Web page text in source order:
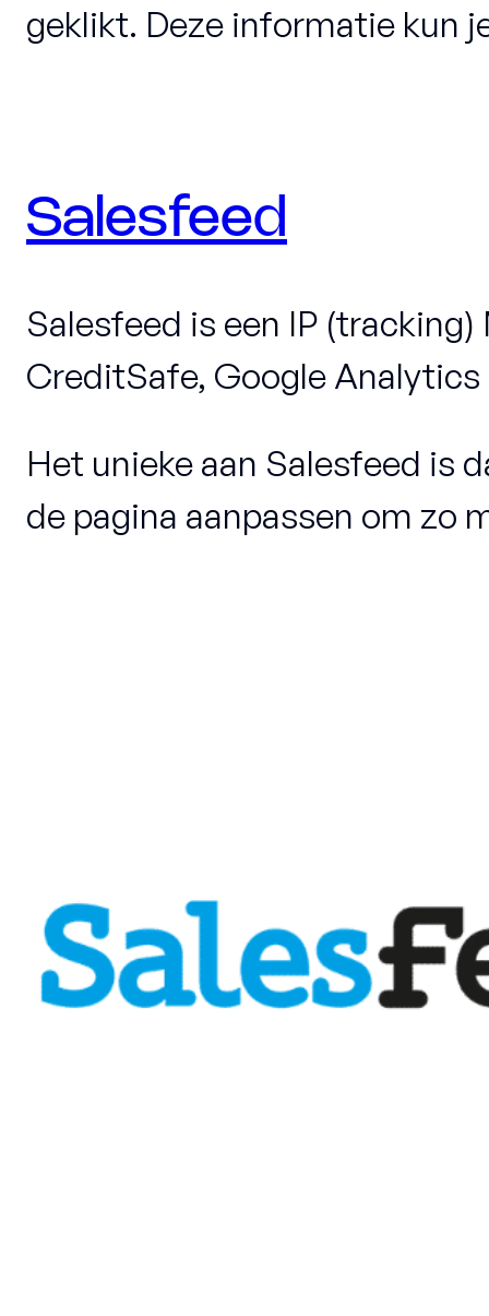
geklikt. Deze informatie kun
Salesfeed
Salesfeed is een IP
CreditSafe, Google
Het unieke aan Salesfeed is
de pagina aanpassen om zo